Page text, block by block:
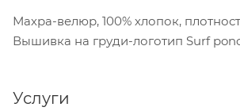
Махра-велюр, 100% хлопок,
Вышивка на груди-логотип Surf
Услуги